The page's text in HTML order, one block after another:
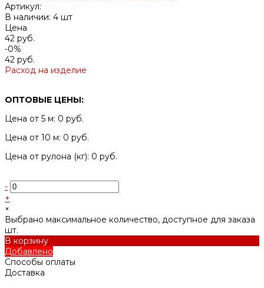
Артикул:
В наличии: 4 шт
Цена
42 руб.
-0%
42 руб.
Расход на изделие
ОПТОВЫЕ ЦЕНЫ:
Цена от 5 м: 0 руб.
Цена от 10 м: 0 руб.
Цена от рулона (кг): 0 руб.
-
+
×
Выбрано максимальное количество, доступное для заказа
шт.
В корзину
Добавлено
Способы оплаты
Доставка